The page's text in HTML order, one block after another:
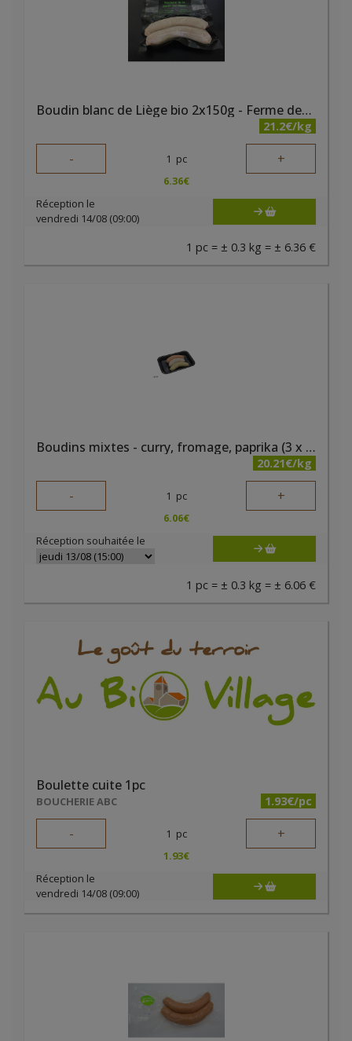
Boudin blanc de Liège bio 2x150g - Ferme des Noyers
21.2€/kg
- 1 pc +
6.36€
Réception le
vendredi 14/08 (09:00)
1 pc = ± 0.3 kg = ± 6.36 €
Boudins mixtes - curry, fromage, paprika (3 x 95 gr) bio PQA
20.21€/kg
- 1 pc +
6.06€
Réception souhaitée le
1 pc = ± 0.3 kg = ± 6.06 €
Boulette cuite 1pc
BOUCHERIE ABC 1.93€/pc
- 1 pc +
1.93€
Réception le
vendredi 14/08 (09:00)